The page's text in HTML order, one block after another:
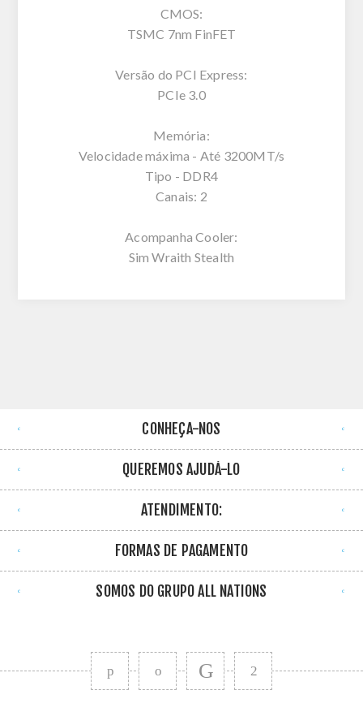
CMOS:
TSMC 7nm FinFET
Versão do PCI Express:
PCIe 3.0
Memória:
Velocidade máxima - Até 3200MT/s
Tipo - DDR4
Canais: 2
Acompanha Cooler:
Sim Wraith Stealth
CONHEÇA-NOS
QUEREMOS AJUDÁ-LO
ATENDIMENTO:
FORMAS DE PAGAMENTO
SOMOS DO GRUPO ALL NATIONS